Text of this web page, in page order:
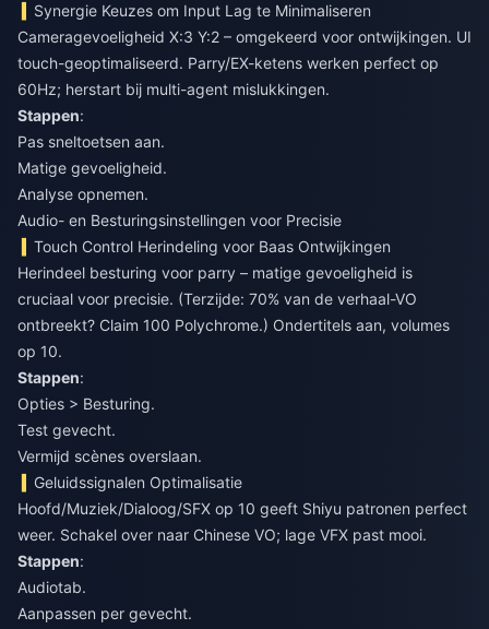
Synergie Keuzes om Input Lag te Minimaliseren
Cameragevoeligheid X:3 Y:2 – omgekeerd voor ontwijkingen. UI
touch-geoptimaliseerd. Parry/EX-ketens werken perfect op
60Hz; herstart bij multi-agent mislukkingen.
Stappen:
Pas sneltoetsen aan.
Matige gevoeligheid.
Analyse opnemen.
Audio- en Besturingsinstellingen voor Precisie
Touch Control Herindeling voor Baas Ontwijkingen
Herindeel besturing voor parry – matige gevoeligheid is
cruciaal voor precisie. (Terzijde: 70% van de verhaal-VO
ontbreekt? Claim 100 Polychrome.) Ondertitels aan, volumes
op 10.
Stappen:
Opties > Besturing.
Test gevecht.
Vermijd scènes overslaan.
Geluidssignalen Optimalisatie
Hoofd/Muziek/Dialoog/SFX op 10 geeft Shiyu patronen perfect
weer. Schakel over naar Chinese VO; lage VFX past mooi.
Stappen:
Audiotab.
Aanpassen per gevecht.